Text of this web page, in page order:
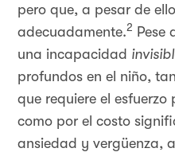
pero que, a pesar de
adecuadamente.2 Pese
una incapacidad
profundos en el niño,
que requiere el
como por el costo
ansiedad y vergüenza,